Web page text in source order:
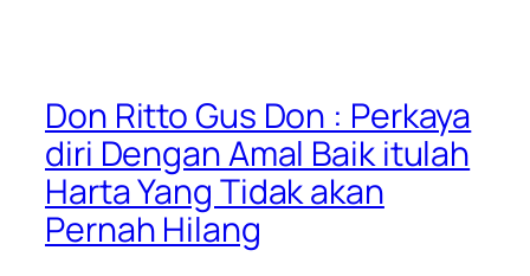
Don Ritto Gus Don : Perkaya
diri Dengan Amal Baik itulah
Harta Yang Tidak akan
Pernah Hilang